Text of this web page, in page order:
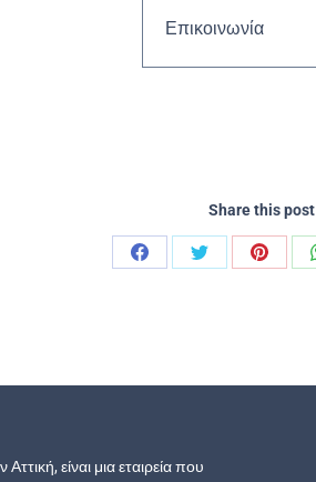
Επικοινωνία
Share this post
είναι μια εταιρεία που